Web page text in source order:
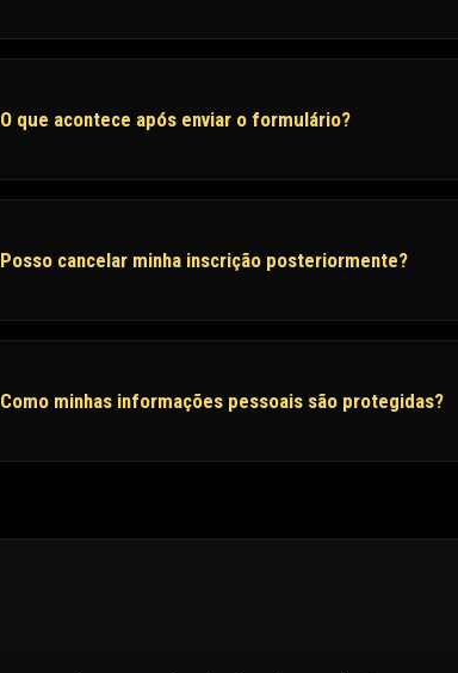
O que acontece após enviar o formulário?
Posso cancelar minha inscrição posteriormente?
Como minhas informações pessoais são protegidas?